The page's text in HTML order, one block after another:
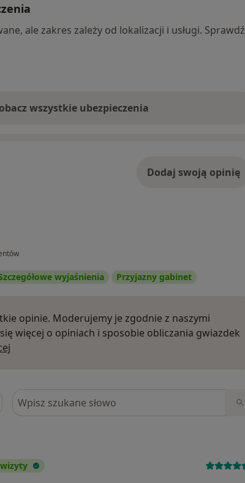
ale zakres zależy od lokalizacji i usługi. Sprawdź
wszystkie ubezpieczenia
Dodaj swoją opinię
wyjaśnienia Przyjazny gabinet
opinie. Moderujemy je zgodnie z naszymi
więcej o opiniach i sposobie obliczania gwiazdek
Szukaj w opiniach